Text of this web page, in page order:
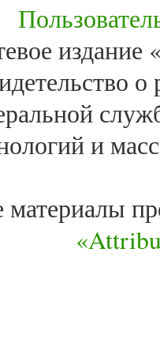
издание
и
материалы